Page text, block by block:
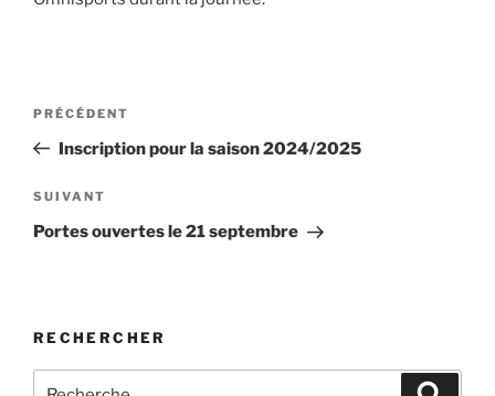
Navigation
l’article
Article
précédent
PRÉCÉDENT
Inscription pour la saison 2024/2025
Article
suivant
SUIVANT
Portes ouvertes le 21 septembre
RECHERCHER